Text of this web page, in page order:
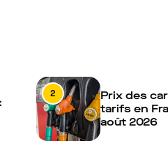
2
Prix des
tarifs en
août 2026